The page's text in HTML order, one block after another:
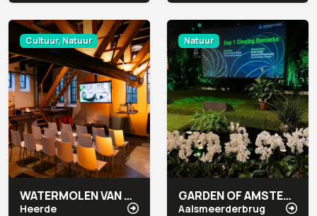
Cultuur, Natuur
WATERMOLEN VAN RAKHORST
Heerde
Natuur
GARDEN OF AMSTERDAM
Aalsmeerderbrug